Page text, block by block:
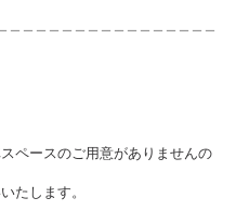
ペースのご用意がありませんの
たします。